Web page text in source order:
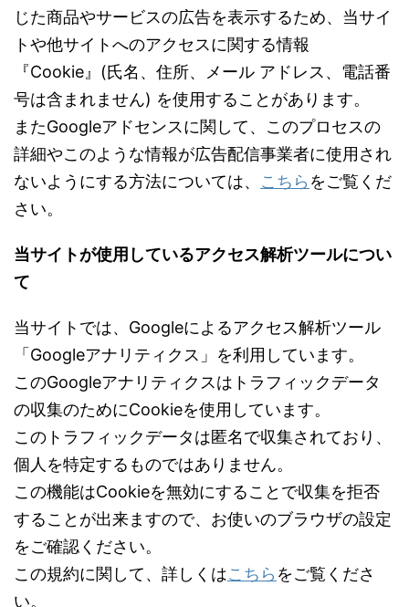
じた商品やサービスの広告を表示するため、当サイ
トや他サイトへのアクセスに関する情報
『Cookie』(氏名、住所、メール アドレス、電話番
号は含まれません) を使用することがあります。
またGoogleアドセンスに関して、このプロセスの
詳細やこのような情報が広告配信事業者に使用され
ないようにする方法については、 こちら をご覧くだ
さい。
当サイトが使用しているアクセス解析ツールについ
て
当サイトでは、Googleによるアクセス解析ツール
「Googleアナリティクス」を利用しています。
このGoogleアナリティクスはトラフィックデータ
の収集のためにCookieを使用しています。
このトラフィックデータは匿名で収集されており、
個人を特定するものではありません。
この機能はCookieを無効にすることで収集を拒否
することが出来ますので、お使いのブラウザの設定
をご確認ください。
この規約に関して、詳しくはこちら をご覧くださ
い。